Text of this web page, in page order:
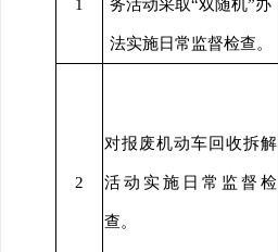
1 务活动采取“双随机”办
法实施日常监督检查。
2
对报废机动车回收拆解
活动实施日常监督检
查。